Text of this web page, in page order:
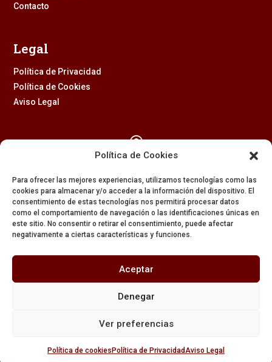
Política de Cookies
Para ofrecer las mejores experiencias, utilizamos tecnologías como las
cookies para almacenar y/o acceder a la información del dispositivo. El
consentimiento de estas tecnologías nos permitirá procesar datos
como el comportamiento de navegación o las identificaciones únicas en
este sitio. No consentir o retirar el consentimiento, puede afectar
negativamente a ciertas características y funciones.
Aceptar
Denegar
Ver preferencias
Política de cookies Política de PrivacidadAviso Legal
Contacto
Legal
Política de Privacidad
Política de Cookies
Aviso Legal

954 229 437

608 84 84 82

secretaria@amargura.org
mayordomia@amargura.org